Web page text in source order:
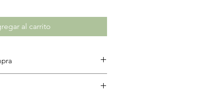
al carrito
su difusión o